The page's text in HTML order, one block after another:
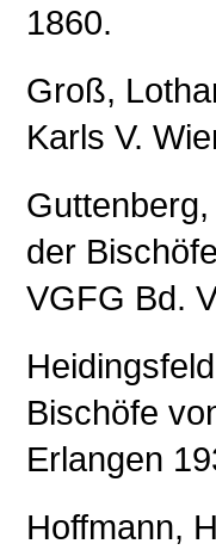
1860.
Groß,
Karls V.
der
VGFG Bd.
Bischöfe
Erlangen
Hoffmann,